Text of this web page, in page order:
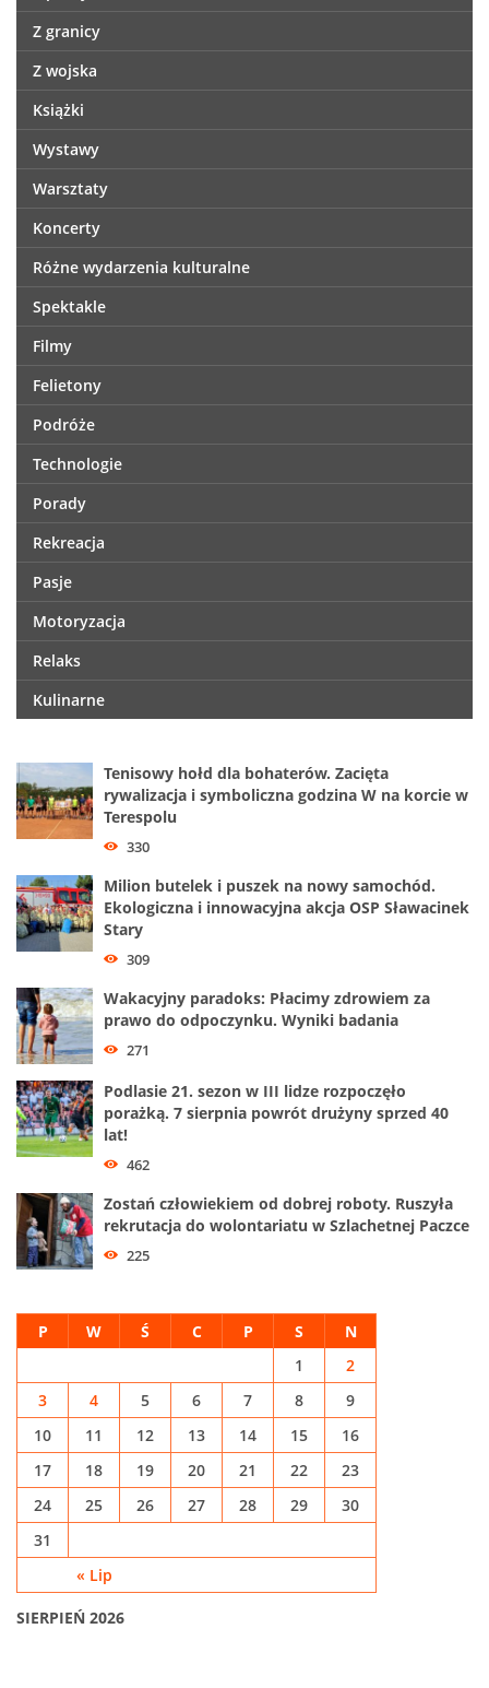
Z granicy
Z wojska
Książki
Wystawy
Warsztaty
Koncerty
Różne wydarzenia kulturalne
Spektakle
Filmy
Felietony
Podróże
Technologie
Porady
Rekreacja
Pasje
Motoryzacja
Relaks
Kulinarne
Tenisowy hołd dla bohaterów. Zacięta
rywalizacja i symboliczna godzina W na korcie w
Terespolu
330
Milion butelek i puszek na nowy samochód.
Ekologiczna i innowacyjna akcja OSP Sławacinek
Stary
309
Wakacyjny paradoks: Płacimy zdrowiem za
prawo do odpoczynku. Wyniki badania
271
Podlasie 21. sezon w III lidze rozpoczęło
porażką. 7 sierpnia powrót drużyny sprzed 40
lat!
462
Zostań człowiekiem od dobrej roboty. Ruszyła
rekrutacja do wolontariatu w Szlachetnej Paczce
225
SIERPIEŃ 2026
P W Ś C P S N
« Lip
1
2
3
4 5 6 7 8
9
10
11 12 13 14 15
16
17
18 19 20 21 22
23
24
25 26 27 28 29
30
31